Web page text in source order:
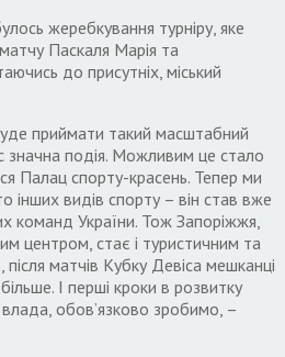
жеребкування турніру, яке
Паскаля Марія та
до присутніх, міський
приймати такий масштабний
значна подія. Можливим це стало
Палац спорту-красень. Тепер ми
інших видів спорту – він став вже
команд України. Тож Запоріжжя,
центром, стає і туристичним та
матчів Кубку Девіса мешканці
І перші кроки в розвитку
влада, обов’язково зробимо, –